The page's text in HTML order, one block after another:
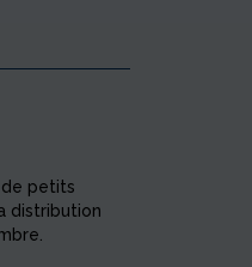
petits
distribution